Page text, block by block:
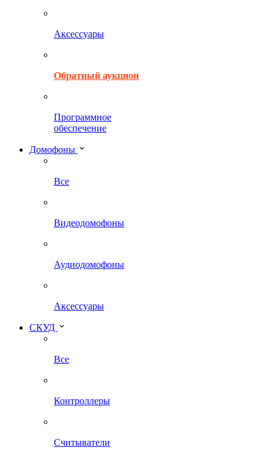
Аксессуары
Обратный аукцион
Программное
обеспечение
Домофоны
Все
Видеодомофоны
Аудиодомофоны
Аксессуары
СКУД
Все
Контроллеры
Считыватели